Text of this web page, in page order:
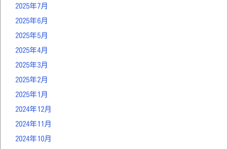
2025年7月
2025年6月
2025年5月
2025年4月
2025年3月
2025年2月
2025年1月
2024年12月
2024年11月
2024年10月